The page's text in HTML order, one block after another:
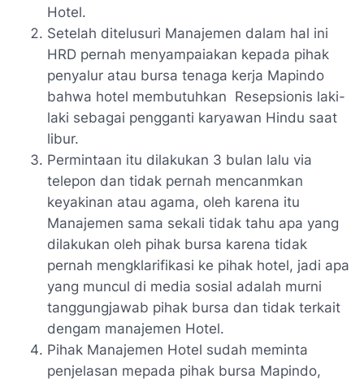
Hotel.
Setelah ditelusuri Manajemen dalam hal ini
HRD pernah menyampaiakan kepada pihak
penyalur atau bursa tenaga kerja Mapindo
bahwa hotel membutuhkan Resepsionis laki-
laki sebagai pengganti karyawan Hindu saat
libur.
Permintaan itu dilakukan 3 bulan lalu via
telepon dan tidak pernah mencanmkan
keyakinan atau agama, oleh karena itu
Manajemen sama sekali tidak tahu apa yang
dilakukan oleh pihak bursa karena tidak
pernah mengklarifikasi ke pihak hotel, jadi apa
yang muncul di media sosial adalah murni
tanggungjawab pihak bursa dan tidak terkait
dengam manajemen Hotel.
Pihak Manajemen Hotel sudah meminta
penjelasan mepada pihak bursa Mapindo,